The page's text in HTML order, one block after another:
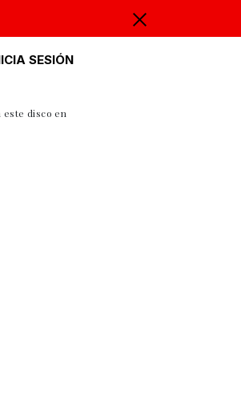
SESIÓN
este disco en